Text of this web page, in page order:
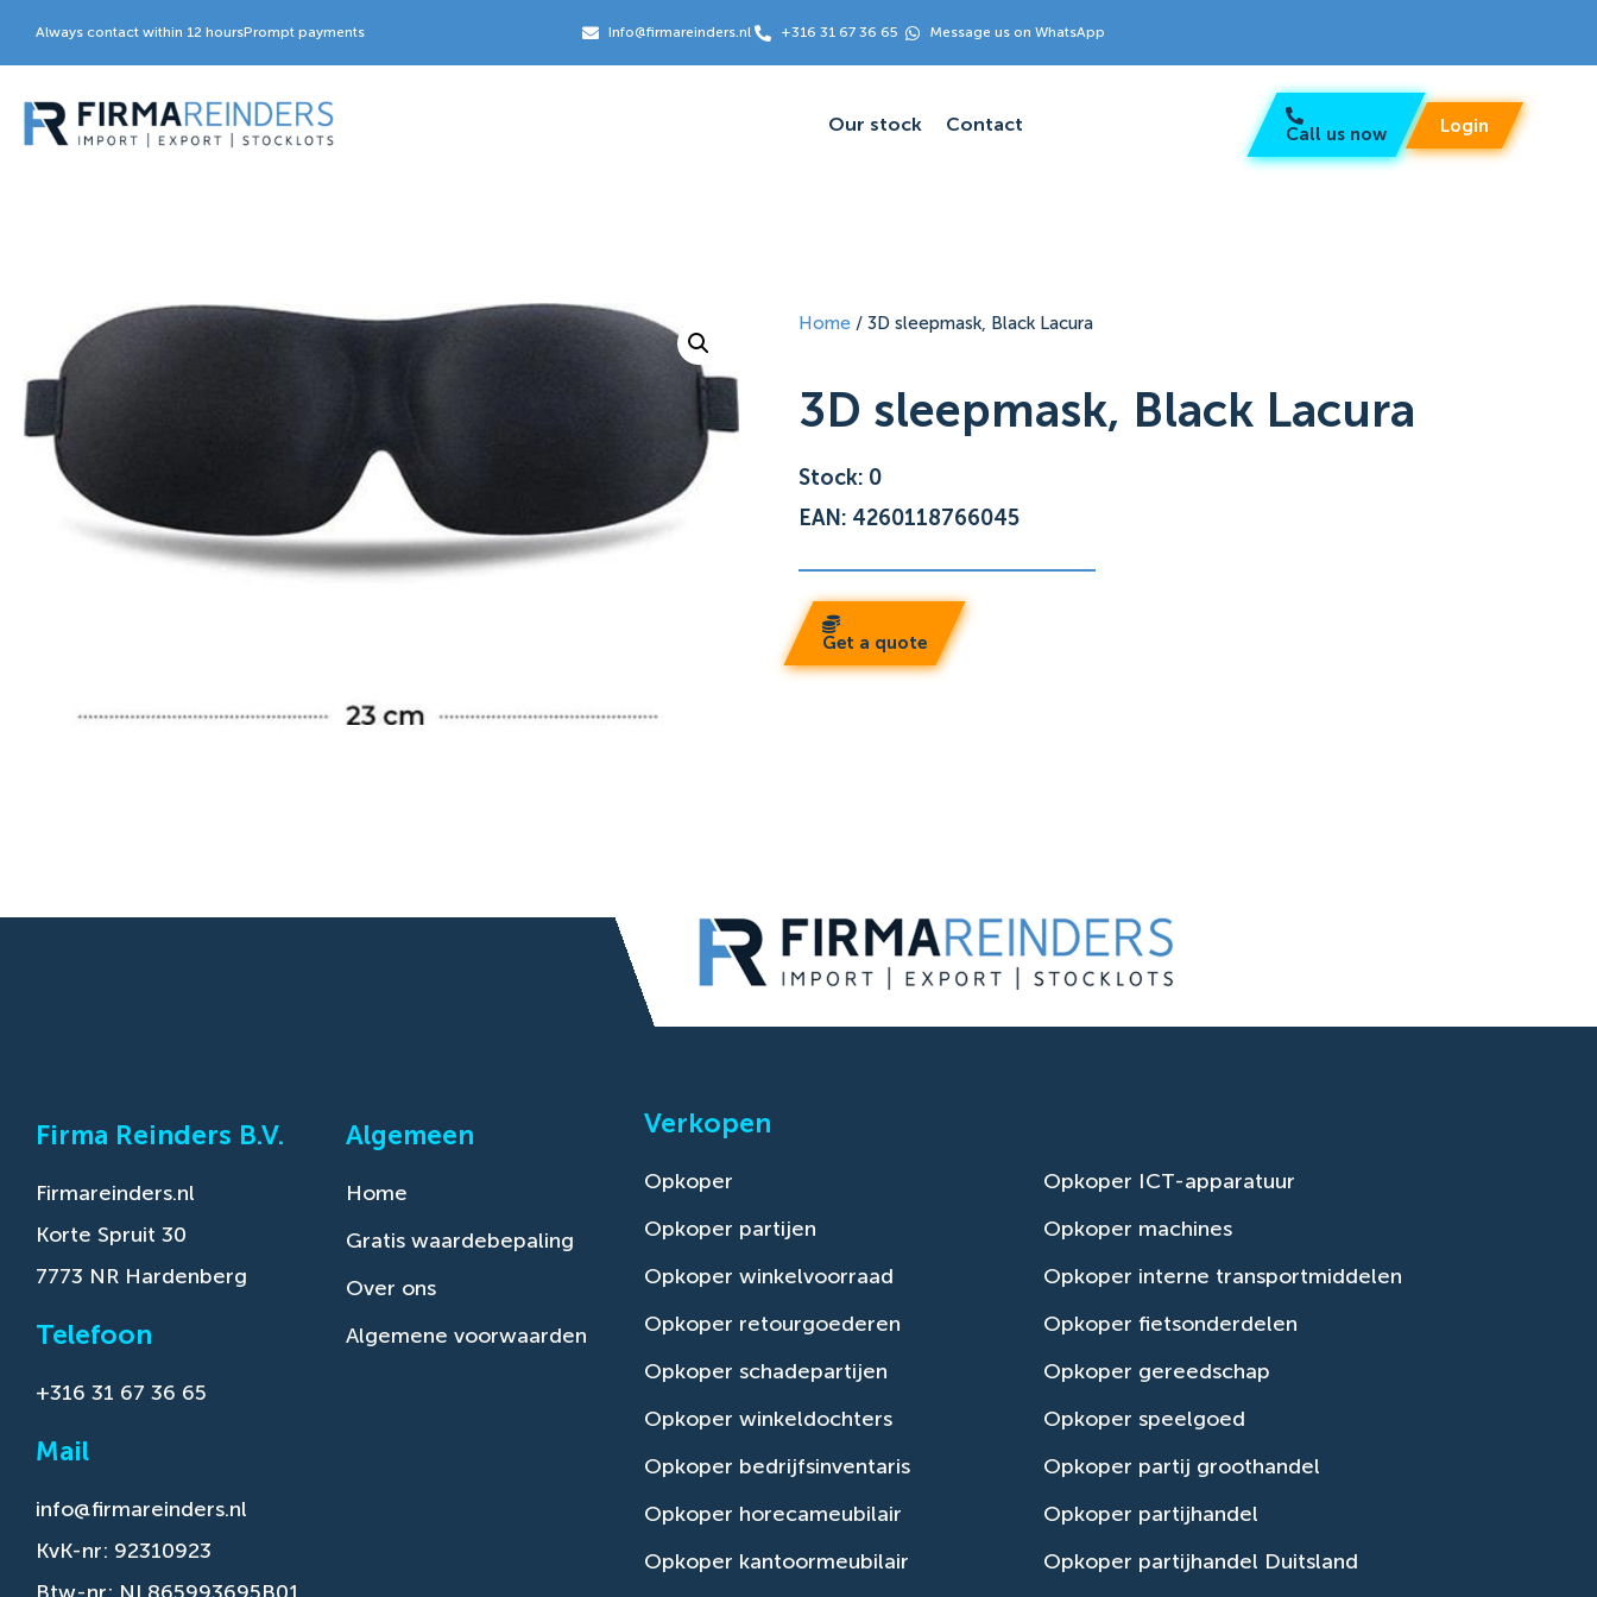
Always contact within 12 hoursPrompt payments Info@firmareinders.nl +316 31 67 36 65 Message us on WhatsApp
Our stock Contact Call us now Login
Home / 3D sleepmask, Black Lacura
3D sleepmask, Black Lacura
Stock: 0
EAN: 4260118766045
Get a quote
Firma Reinders B.V.
Firmareinders.nl
Korte Spruit 30
7773 NR Hardenberg
Telefoon
+316 31 67 36 65
Mail
info@firmareinders.nl
KvK-nr: 92310923
Algemeen
Home
Gratis waardebepaling
Over ons
Algemene voorwaarden
Verkopen
Opkoper
Opkoper partijen
Opkoper winkelvoorraad
Opkoper retourgoederen
Opkoper schadepartijen
Opkoper winkeldochters
Opkoper bedrijfsinventaris
Opkoper horecameubilair
Opkoper kantoormeubilair
Opkoper ICT-apparatuur
Opkoper machines
Opkoper interne transportmiddelen
Opkoper fietsonderdelen
Opkoper gereedschap
Opkoper speelgoed
Opkoper partij groothandel
Opkoper partijhandel
Opkoper partijhandel Duitsland